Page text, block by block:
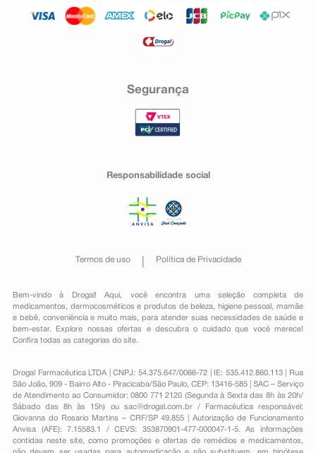
Segurança
Responsabilidade social
Termos de uso Política de Privacidade
Bem-vindo à Drogal! Aqui, você encontra uma seleção completa de
medicamentos , dermocosméticos e produtos de beleza, higiene pessoal ,mamãe
e bebê, conveniênciae muito mais, para atender suas necessidades de saúde e
bem-estar. Explore nossas ofertas e descubra o cuidado que você merece!
Confira todas as categorias do site.
Drogal Farmacêutica LTDA | CNPJ: 54.375.647/0066-72 | IE: 535.412.860.113 | Rua
São João, 909 - Bairro Alto - Piracicaba/São Paulo, CEP: 13416-585 | SAC – Serviço
de Atendimento ao Consumidor: 0800 771 2120 (Segunda à Sexta das 8h às 20h/
Sábado das 8h às 15h) ou sac@drogal.com.br/ Farmacêutica responsável:
Giovanna do Rosario Martins – CRF/SP 49.855 | Autorização de Funcionamento
Anvisa (AFE): 7.15583.1 / CEVS: 353870901-477-000047-1-5. As informações
contidas neste site, como promoções e ofertas de remédios e medicamentos,